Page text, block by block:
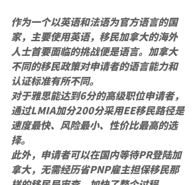
作为一个以英语和法语为官方语言的国
家，主要使用英语，移民加拿大的海外
人士首要面临的挑战便是语言。加拿大
不同的移民政策对申请者的语言能力和
认证标准有所不同。
对于雅思能达到6分的高级职位申请者，
通过LMIA加分200分采用EE移民路径是
速度最快、风险最小、性价比最高的选
择。
此外，申请者可以在国内等待PR登陆加
拿大，无需经历省PNP雇主担保移民那